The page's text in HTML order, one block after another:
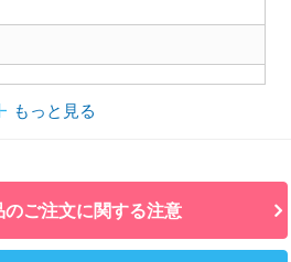
もっと見る
のご注文に関する注意